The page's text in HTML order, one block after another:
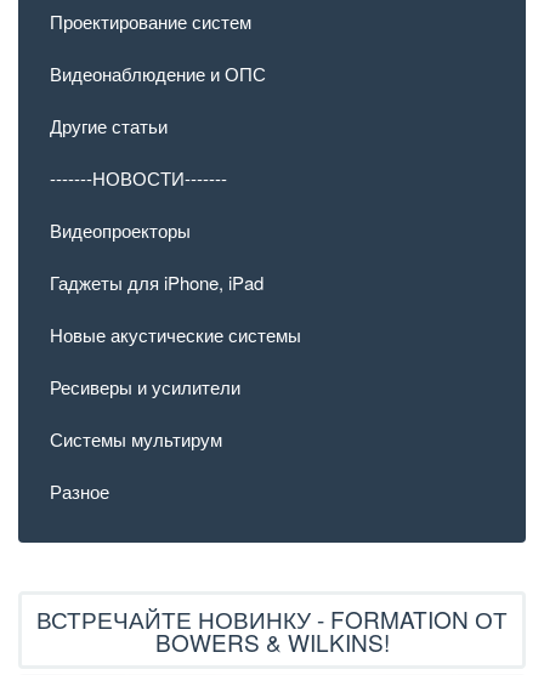
Проектирование систем
Видеонаблюдение и ОПС
Другие статьи
-------НОВОСТИ-------
Видеопроекторы
Гаджеты для iPhone, iPad
Новые акустические системы
Ресиверы и усилители
Системы мультирум
Разное
ВСТРЕЧАЙТЕ НОВИНКУ - FORMATION ОТ
BOWERS & WILKINS!